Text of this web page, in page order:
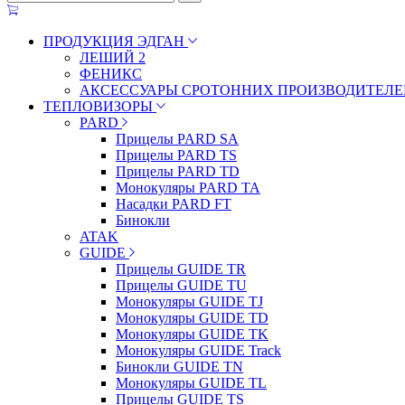
ПРОДУКЦИЯ ЭДГАН
ЛЕШИЙ 2
ФЕНИКС
АКСЕССУАРЫ СРОТОННИХ
ТЕПЛОВИЗОРЫ
PARD
Прицелы PARD SA
Прицелы PARD TS
Прицелы PARD TD
Монокуляры PARD TA
Насадки PARD FT
Бинокли
ATAK
GUIDE
Прицелы GUIDE TR
Прицелы GUIDE TU
Монокуляры GUIDE TJ
Монокуляры GUIDE TD
Монокуляры GUIDE TK
Монокуляры GUIDE Track
Бинокли GUIDE TN
Монокуляры GUIDE TL
Прицелы GUIDE TS